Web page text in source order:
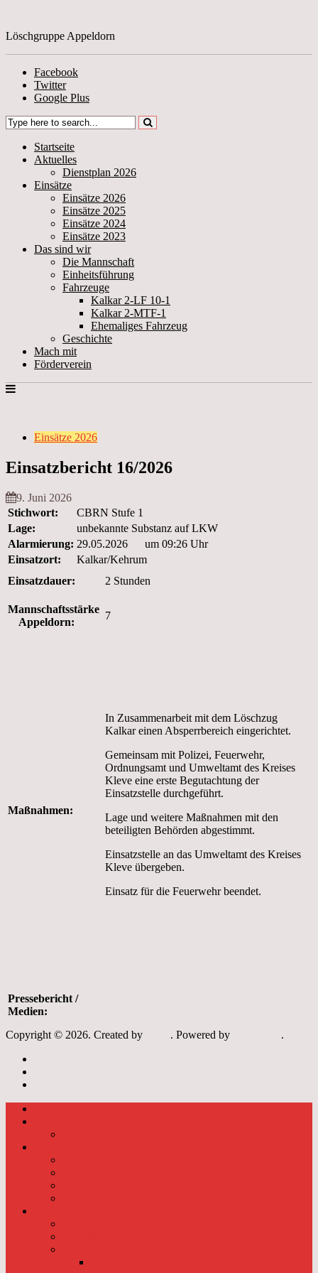
Löschgruppe Appeldorn
Facebook
Twitter
Google Plus
Startseite
Aktuelles
Dienstplan 2026
Einsätze
Einsätze 2026
Einsätze 2025
Einsätze 2024
Einsätze 2023
Das sind wir
Die Mannschaft
Einheitsführung
Fahrzeuge
Kalkar 2-LF 10-1
Kalkar 2-MTF-1
Ehemaliges Fahrzeug
Geschichte
Mach mit
Förderverein
Einsätze 2026
Einsatzbericht 16/2026
9. Juni 2026
Stichwort:
CBRN Stufe 1
Lage:
unbekannte Substanz auf LKW
Alarmierung: 29.05.2026 um 09:26 Uhr
Einsatzort:
Kalkar/Kehrum
Einsatzdauer:
2 Stunden
Mannschaftsstärke
Appeldorn:
7
Maßnahmen:
In Zusammenarbeit mit dem Löschzug
Kalkar einen Absperrbereich eingerichtet.
Gemeinsam mit Polizei, Feuerwehr,
Ordnungsamt und Umweltamt des Kreises
Kleve eine erste Begutachtung der
Einsatzstelle durchgeführt.
Lage und weitere Maßnahmen mit den
beteiligten Behörden abgestimmt.
Einsatzstelle an das Umweltamt des Kreises
Kleve übergeben.
Einsatz für die Feuerwehr beendet.
Pressebericht /
Medien:
Copyright © 2026. Created by
. Powered by
.